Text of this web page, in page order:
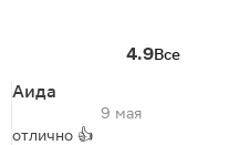
4.9Все
Аида
9 мая
отлично 👍